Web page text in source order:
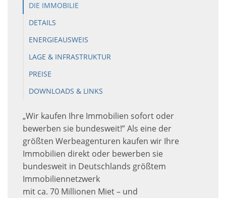
DIE IMMOBILIE
DETAILS
ENERGIEAUSWEIS
LAGE & INFRASTRUKTUR
PREISE
DOWNLOADS & LINKS
„Wir kaufen Ihre Immobilien sofort oder
bewerben sie bundesweit!” Als eine der
größten Werbeagenturen kaufen wir Ihre
Immobilien direkt oder bewerben sie
bundesweit in Deutschlands größtem
Immobiliennetzwerk
mit ca. 70 Millionen Miet – und